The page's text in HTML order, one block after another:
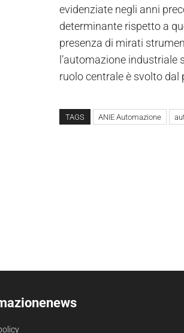
evidenziate negli anni
determinante rispetto a
presenza di mirati
l’automazione
ruolo centrale è svolto
TAGS ANIE Automazione